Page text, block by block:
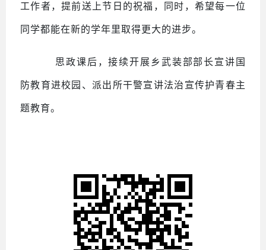
工作者，提前送上节日的祝福，同时，希望每一位
同学都能在新的学年里取得更大的进步。
思政课后，接续开展乡武装部部长宣讲国
防教育进校园、派出所干警宣讲法治宣传护青春主
题教育。